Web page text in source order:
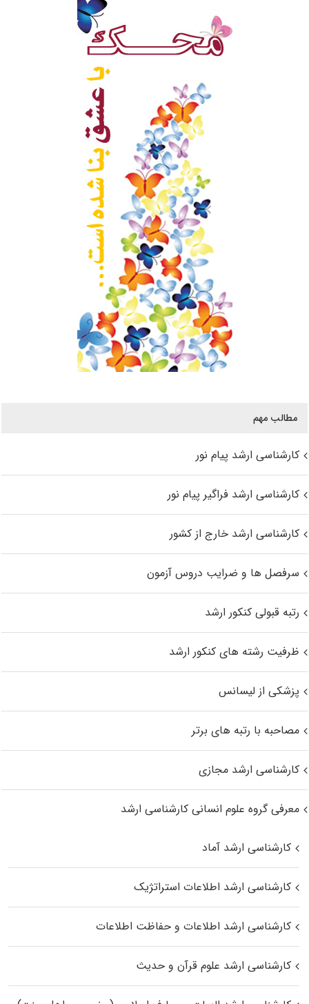
مطالب مهم
کارشناسی ارشد پیام نور
کارشناسی ارشد فراگیر پیام نور
کارشناسی ارشد خارج از کشور
سرفصل ها و ضرایب دروس آزمون
رتبه قبولی کنکور ارشد
ظرفیت رشته های کنکور ارشد
پزشکی از لیسانس
مصاحبه با رتبه های برتر
کارشناسی ارشد مجازی
معرفی گروه علوم انسانی کارشناسی ارشد
کارشناسی ارشد آماد
کارشناسی ارشد اطلاعات استراتژیک
کارشناسی ارشد اطلاعات و حفاظت اطلاعات
کارشناسی ارشد علوم قرآن و حدیث